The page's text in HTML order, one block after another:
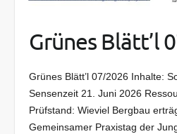
Grünes Blätt’l
Grünes Blätt’l 07/2026 Inhalte:
Sensenzeit 21. Juni 2026
Prüfstand: Wieviel Bergbau
Gemeinsamer Praxistag der